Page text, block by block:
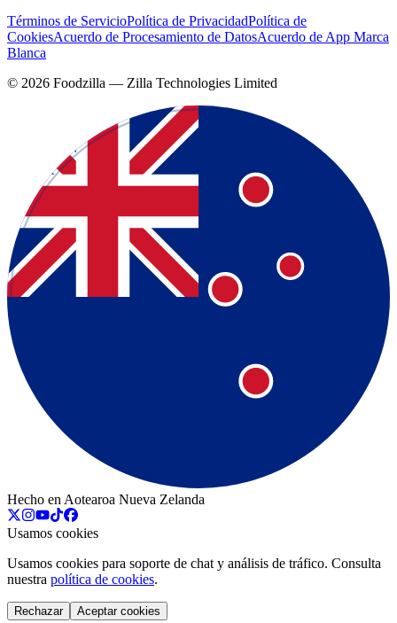
Términos de ServicioPolítica de PrivacidadPolítica de
CookiesAcuerdo de Procesamiento de DatosAcuerdo de App Marca
Blanca
© 2026 Foodzilla — Zilla Technologies Limited
Hecho en Aotearoa Nueva Zelanda
Usamos cookies
Usamos cookies para soporte de chat y análisis de tráfico. Consulta
nuestra política de cookies.
Rechazar Aceptar cookies